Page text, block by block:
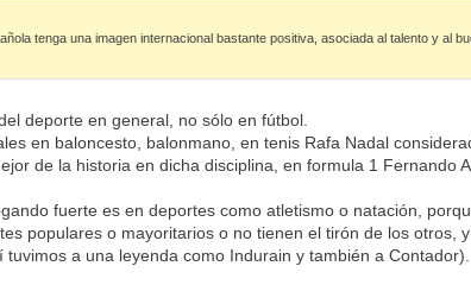
tenga una imagen internacional bastante positiva, asociada al talento y al
deporte en general, no sólo en fútbol.
en baloncesto, balonmano, en tenis Rafa Nadal
de la historia en dicha disciplina, en formula 1 Fernando
fuerte es en deportes como atletismo o natación,
populares o mayoritarios o no tienen el tirón de los otros,
a una leyenda como Indurain y también a Contador).